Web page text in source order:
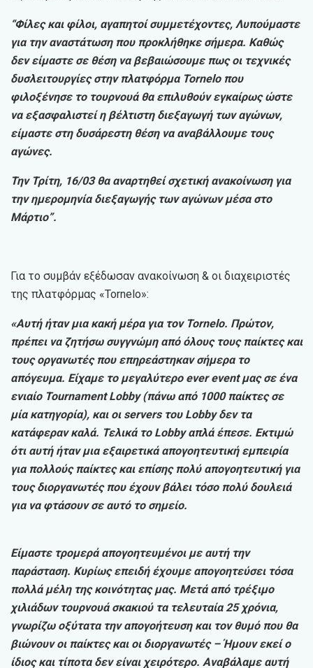
“Φίλες και φίλοι, αγαπητοί συμμετέχοντες, Λυπούμαστε
για την αναστάτωση που προκλήθηκε σήμερα. Καθώς
δεν είμαστε σε θέση να βεβαιώσουμε πως οι τεχνικές
δυσλειτουργίες στην πλατφόρμα Tornelo που
φιλοξένησε το τουρνουά θα επιλυθούν εγκαίρως ώστε
να εξασφαλιστεί η βέλτιστη διεξαγωγή των αγώνων,
είμαστε στη δυσάρεστη θέση να αναβάλλουμε τους
αγώνες.
Την Τρίτη, 16/03 θα αναρτηθεί σχετική ανακοίνωση για
την ημερομηνία διεξαγωγής των αγώνων μέσα στο
Μάρτιο”.
Για το συμβάν εξέδωσαν ανακοίνωση & οι διαχειριστές
της πλατφόρμας «Tornelo»:
«Αυτή ήταν μια κακή μέρα για τον Tornelo. Πρώτον,
πρέπει να ζητήσω συγγνώμη από όλους τους παίκτες και
τους οργανωτές που επηρεάστηκαν σήμερα το
απόγευμα. Είχαμε το μεγαλύτερο ever event μας σε ένα
ενιαίο Tournament Lobby (πάνω από 1000 παίκτες σε
μία κατηγορία), και οι servers του Lobby δεν τα
κατάφεραν καλά. Τελικά το Lobby απλά έπεσε. Εκτιμώ
ότι αυτή ήταν μια εξαιρετικά απογοητευτική εμπειρία
για πολλούς παίκτες και επίσης πολύ απογοητευτική για
τους διοργανωτές που έχουν βάλει τόσο πολύ δουλειά
για να φτάσουν σε αυτό το σημείο.
Είμαστε τρομερά απογοητευμένοι με αυτή την
παράσταση. Κυρίως επειδή έχουμε απογοητεύσει τόσα
πολλά μέλη της κοινότητας μας. Μετά από τρέξιμο
χιλιάδων τουρνουά σκακιού τα τελευταία 25 χρόνια,
γνωρίζω οξύτατα την απογοήτευση και τον θυμό που θα
βιώνουν οι παίκτες και οι διοργανωτές – Ήμουν εκεί ο
ίδιος και τίποτα δεν είναι χειρότερο. Αναβάλαμε αυτή